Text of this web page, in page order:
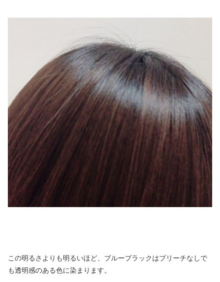
この明るさよりも明るいほど、ブルーブラックはブリーチなしで
も透明感のある色に染まります。